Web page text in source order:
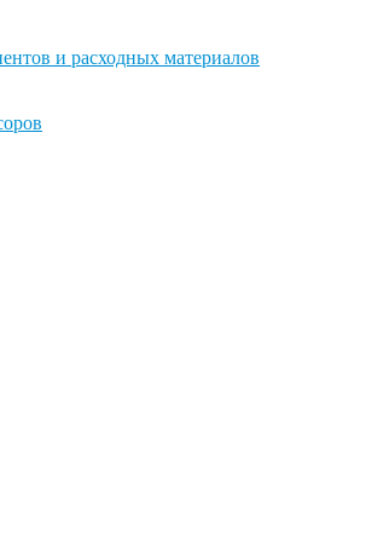
и расходных материалов